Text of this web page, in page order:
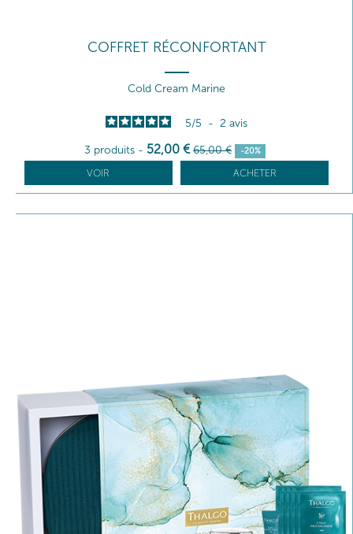
COFFRET RÉCONFORTANT
Cold Cream Marine
5/5 - 2 avis
3 produits - 52,00 € 65,00 € -20%
VOIR ACHETER